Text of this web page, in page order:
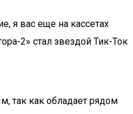
я вас еще на кассетах
2» стал звездой Тик-Ток
так как обладает рядом